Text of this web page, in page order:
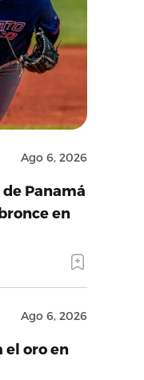
Ago 6, 2026
Panamá
en
Ago 6, 2026
el oro en